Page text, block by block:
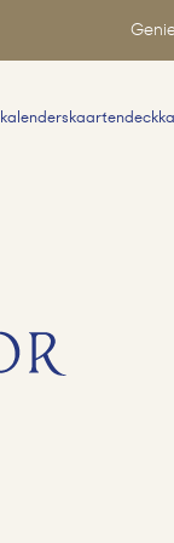
kalenderskaartendeck